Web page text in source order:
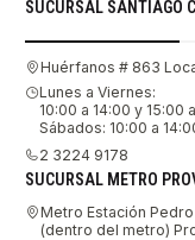
SUCURSAL SANTIAGO
Huérfanos # 863
Lunes a Viernes:
10:00 a 14:00 y 15:00
Sábados: 10:00 a
2 3224 9178
SUCURSAL METRO
Metro Estación Pedro
(dentro del metro)